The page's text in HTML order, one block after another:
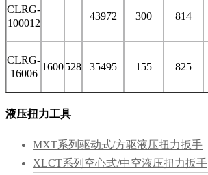
CLRG-
100012
43972 300 814
CLRG-
16006
1600528 35495 155 825
液压扭力工具
MXT系列驱动式/方驱液压扭力扳手
XLCT系列空心式/中空液压扭力扳手